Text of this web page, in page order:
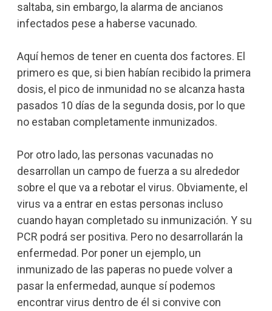
saltaba, sin embargo, la alarma de ancianos
infectados pese a haberse vacunado.
Aquí hemos de tener en cuenta dos factores. El
primero es que, si bien habían recibido la primera
dosis, el pico de inmunidad no se alcanza hasta
pasados 10 días de la segunda dosis, por lo que
no estaban completamente inmunizados.
Por otro lado, las personas vacunadas no
desarrollan un campo de fuerza a su alrededor
sobre el que va a rebotar el virus. Obviamente, el
virus va a entrar en estas personas incluso
cuando hayan completado su inmunización. Y su
PCR podrá ser positiva. Pero no desarrollarán la
enfermedad. Por poner un ejemplo, un
inmunizado de las paperas no puede volver a
pasar la enfermedad, aunque sí podemos
encontrar virus dentro de él si convive con